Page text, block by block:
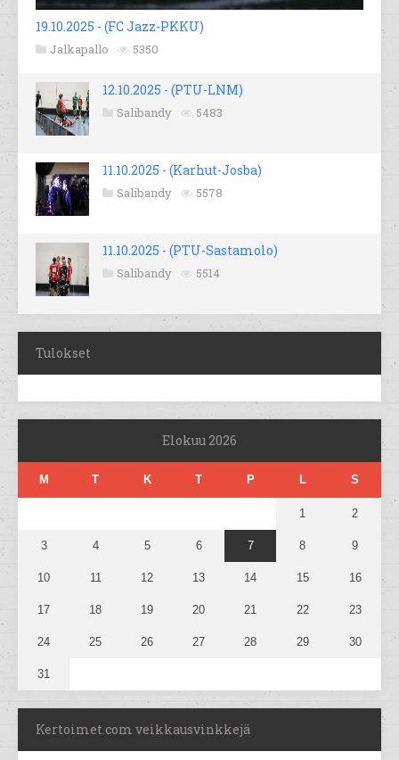
19.10.2025 - (FC Jazz-PKKU)
Jalkapallo 5350
12.10.2025 - (PTU-LNM)
Salibandy 5483
11.10.2025 - (Karhut-Josba)
Salibandy 5578
11.10.2025 - (PTU-Sastamolo)
Salibandy 5514
Tulokset
Elokuu 2026
M T K T P L S
1 2
3 4 5 6 7 8 9
10 11 12 13 14 15 16
17 18 19 20 21 22 23
24 25 26 27 28 29 30
31
Kertoimet.com veikkausvinkkejä